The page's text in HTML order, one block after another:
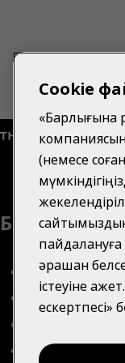
Біз туралы
КОМПАНИЯ
БАЙЛАНЫС
History
Cookie
«Барлығына
(немесе
сайтымыздың
пайдалануға
әрқашан
істеуіне
ескертпесі»